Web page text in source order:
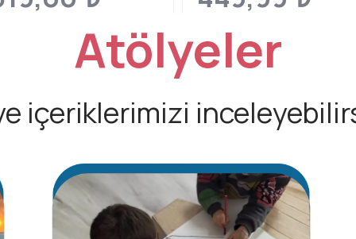
Üçgen Zeka
Oyunu
Geçirme
(Safari
Atölyeler
içeriklerimizi